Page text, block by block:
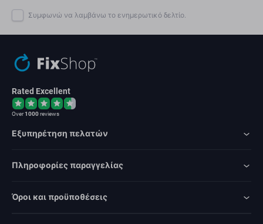
Συμφωνώ να λαμβάνω το ενημερωτικό δελτίο.
Rated Excellent
Over1000reviews
Εξυπηρέτηση πελατών
Πληροφορίες παραγγελίας
Όροι και προϋποθέσεις